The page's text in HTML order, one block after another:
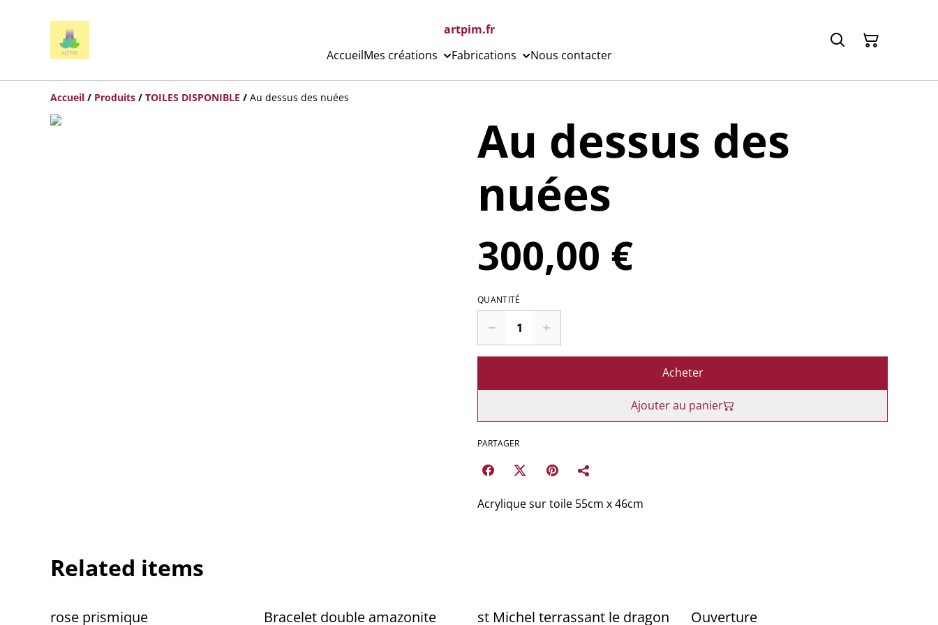
artpim.fr
AccueilMes créations Fabrications Nous contacter
Accueil / Produits / TOILES DISPONIBLE / Au dessus des nuées
Au dessus des
nuées
300,00 €
QUANTITÉ
Acheter
Ajouter au panier
PARTAGER
Acrylique sur toile 55cm x 46cm
Related items
rose prismique
Bracelet double amazonite
st Michel terrassant le dragon Ouverture